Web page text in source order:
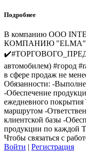
Подробнее
В компанию OOO
КОМПАНИЮ "ELMA"
автомобилем) #город
в сфере продаж не
Обязанности: -
-Обеспечение
ежедневного
маршрутом -
клиентской базы -
продукции по каждой
Чтобы связаться с
Войти | Регистрация